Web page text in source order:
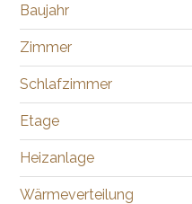
Baujahr
Zimmer
Schlafzimmer
Etage
Heizanlage
Wärmeverteilung